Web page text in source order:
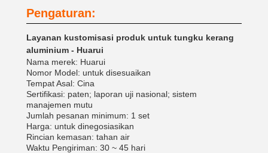
Pengaturan:
Layanan kustomisasi produk untuk tungku kerang
aluminium - Huarui
Nama merek: Huarui
Nomor Model: untuk disesuaikan
Tempat Asal: Cina
Sertifikasi: paten; laporan uji nasional; sistem
manajemen mutu
Jumlah pesanan minimum: 1 set
Harga: untuk dinegosiasikan
Rincian kemasan: tahan air
Waktu Pengiriman: 30 ~ 45 hari